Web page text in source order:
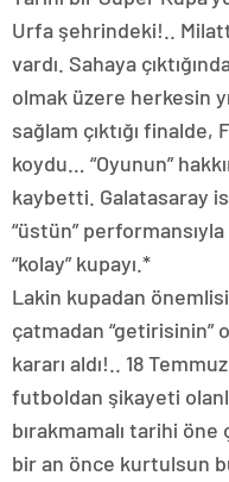
Urfa şehrindeki!..
vardı. Sahaya
olmak üzere herkesin
sağlam çıktığı
koydu… “Oyunun”
kaybetti. Galatasaray
“üstün”
“kolay” kupayı.*
Lakin kupadan
çatmadan “getirisinin”
kararı aldı!.. 18
futboldan şikayeti
bırakmamalı tarihi
bir an önce kurtulsun